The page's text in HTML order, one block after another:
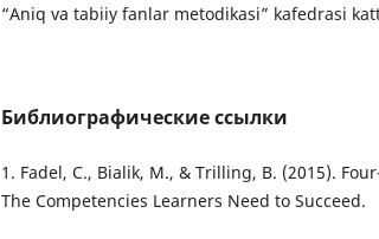
“Aniq va tabiiy fanlar metodikasi” kafedrasi
Библиографические ссылки
1. Fadel, C., Bialik, M., & Trilling, B. (2015).
The Competencies Learners Need to Succeed.